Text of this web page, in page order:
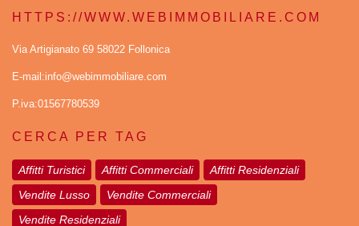
HTTPS://WWW.WEBIMMOBILIARE.COM
Via Artigianato 69 58022 Follonica
E-mail:info@webimmobiliare.com
P.iva:01567780539
CERCA PER TAG
Affitti Turistici Affitti Commerciali
Affitti Residenziali
Vendite Lusso
Vendite Commerciali
Vendite Residenziali